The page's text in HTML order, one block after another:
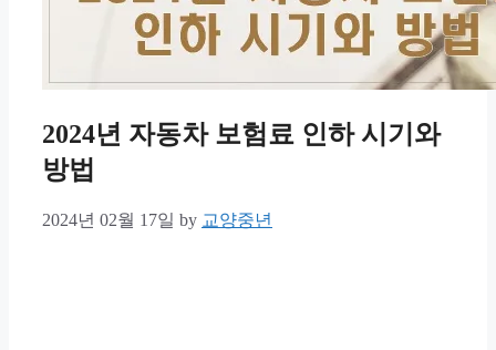
2024년 자동차 보험료 인하 시기와
방법
2024년 02월 17일 by 교양중년